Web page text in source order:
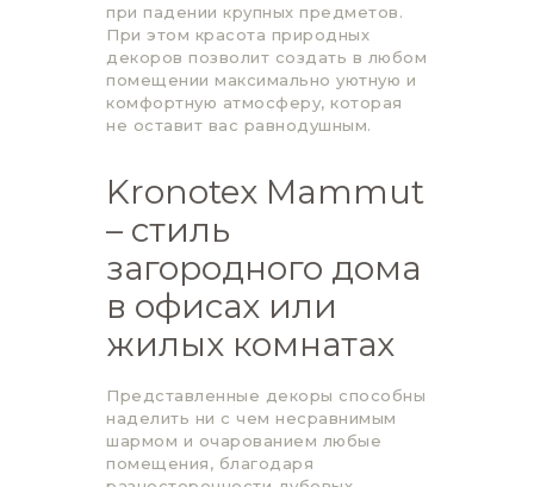
при падении крупных предметов.
При этом красота природных
декоров позволит создать в любом
помещении максимально уютную и
комфортную атмосферу, которая
не оставит вас равнодушным.
Kronotex Mammut
– стиль
загородного дома
в офисах или
жилых комнатах
Представленные декоры способны
наделить ни с чем несравнимым
шармом и очарованием любые
помещения, благодаря